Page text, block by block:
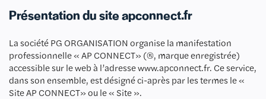
Présentation du site apconnect.fr
La société PG ORGANISATION organise la manifestation
professionnelle « AP CONNECT» (®, marque enregistrée)
accessible sur le web à l’adresse www.apconnect.fr. Ce service,
dans son ensemble, est désigné ci-après par les termes le «
Site AP CONNECT» ou le « Site ».